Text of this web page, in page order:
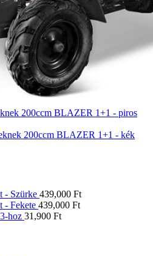
200ccm BLAZER 1+1 - piros
200ccm BLAZER 1+1 - kék
- Szürke 439,000 Ft
- Fekete 439,000 Ft
hoz 31,900 Ft